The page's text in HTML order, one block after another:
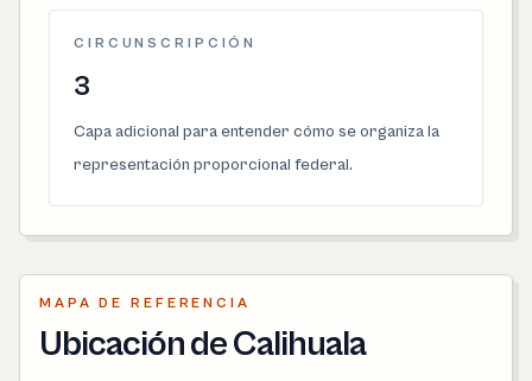
CIRCUNSCRIPCIÓN
3
Capa adicional para entender cómo se organiza la
representación proporcional federal.
MAPA DE REFERENCIA
Ubicación de Calihuala